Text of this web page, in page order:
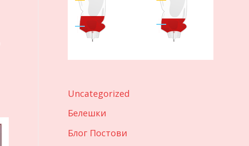
Uncategorized
Белешки
Блог Постови